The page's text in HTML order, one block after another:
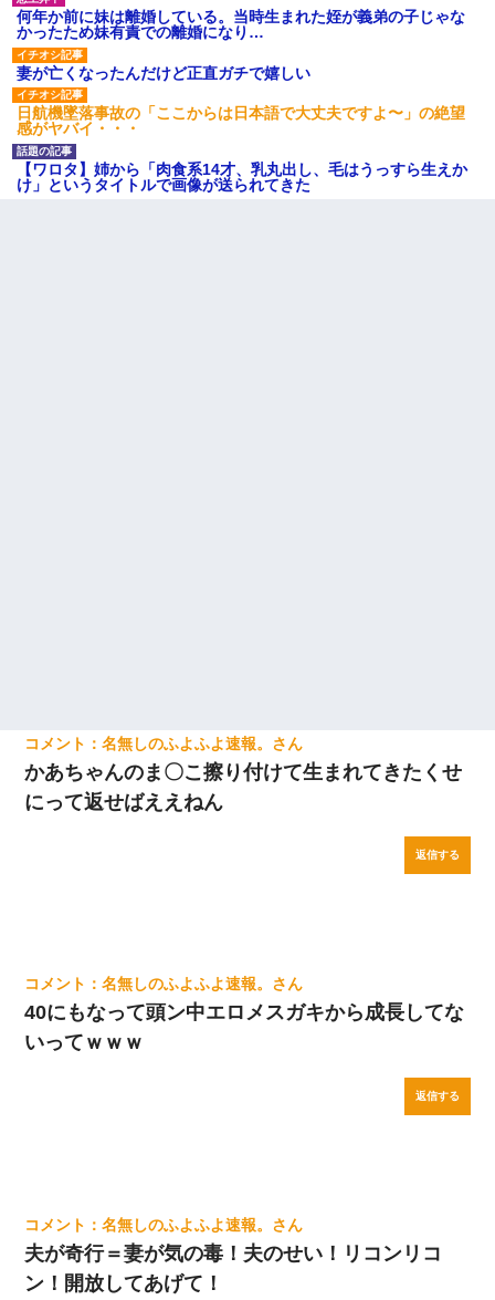
何年か前に妹は離婚している。当時生まれた姪が義弟の子じゃな
かったため妹有責での離婚になり…
妻が亡くなったんだけど正直ガチで嬉しい
日航機墜落事故の「ここからは日本語で大丈夫ですよ〜」の絶望
感がヤバイ・・・
【ワロタ】姉から「肉食系14才、乳丸出し、毛はうっすら生えか
け」というタイトルで画像が送られてきた
名無しのふよふよ速報。
かあちゃんのま〇こ擦り付けて生まれてきたくせ
にって返せばええねん
返信する
名無しのふよふよ速報。
40にもなって頭ン中エロメスガキから成長してな
いってｗｗｗ
返信する
名無しのふよふよ速報。
夫が奇行＝妻が気の毒！夫のせい！リコンリコ
ン！開放してあげて！